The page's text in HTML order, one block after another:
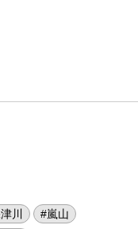
川
#嵐山